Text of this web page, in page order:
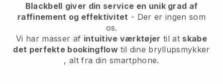
Blackbell giver din service en unik grad af
raffinement og effektivitet - Der er ingen som
os.
Vi har masser af intuitive værktøjer til at skabe
det perfekte bookingflow til dine bryllupsmykker
, alt fra din smartphone.